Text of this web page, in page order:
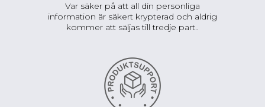
Var säker på att all din personliga
information är säkert krypterad och aldrig
kommer att säljas till tredje part..